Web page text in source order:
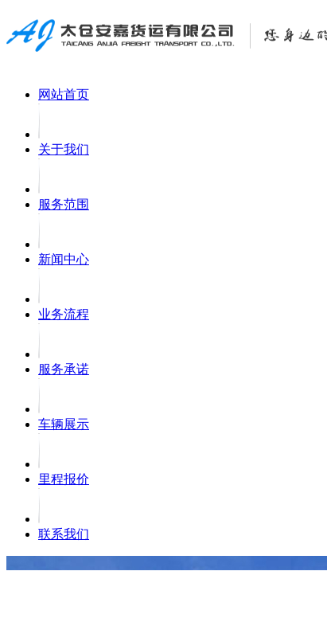
网站首页
关于我们
服务范围
新闻中心
业务流程
服务承诺
车辆展示
里程报价
联系我们